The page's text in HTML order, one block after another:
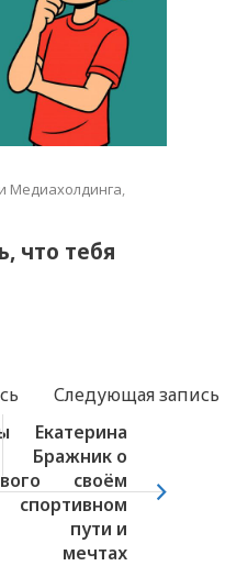
Медиахолдинга,
что тебя
Следующая запись
Екатерина
Бражник о
своём
спортивном
пути и
мечтах